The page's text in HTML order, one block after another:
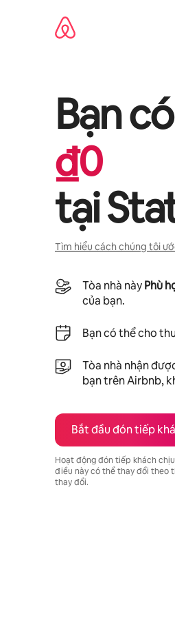
Bạn
₫0
tại
Tìm hiểu cách chúng tôi
Tòa nhà nàyPhù
của bạn.
Bạn có thể cho
Tòa nhà nhận
bạn trên Airbnb,
Bắt đầu đón tiếp
Hoạt động đón tiếp khách
điều này có thể thay đổi theo
thay đổi.